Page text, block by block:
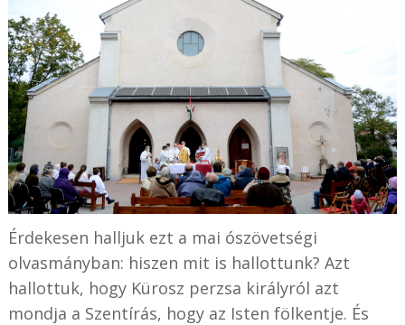
Érdekesen halljuk ezt a mai ószövetségi
olvasmányban: hiszen mit is hallottunk? Azt
hallottuk, hogy Kürosz perzsa királyról azt
mondja a Szentírás, hogy az Isten fölkentje. És